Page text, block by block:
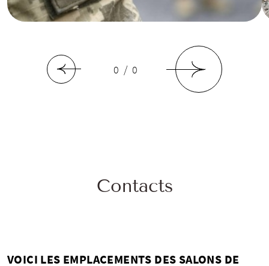
0 / 0
Contacts
VOICI LES EMPLACEMENTS DES SALONS DE